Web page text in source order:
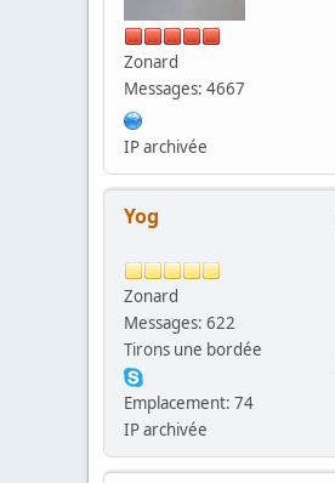
Zonard
Messages: 4667
IP archivée
Yog
Zonard
Messages: 622
Tirons une bordée
Emplacement: 74
IP archivée